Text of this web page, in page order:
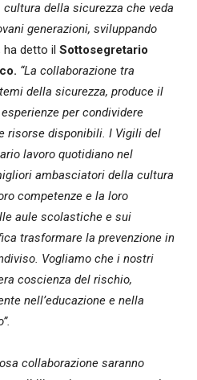
della sicurezza che veda
generazioni, sviluppando
ha detto il Sottosegretario
“La collaborazione tra
della sicurezza, produce il
per condividere
risorse disponibili. I Vigili del
lavoro quotidiano nel
ambasciatori della cultura
competenze e la loro
aule scolastiche e sui
trasformare la prevenzione in
Vogliamo che i nostri
coscienza del rischio,
nell’educazione e nella
collaborazione saranno